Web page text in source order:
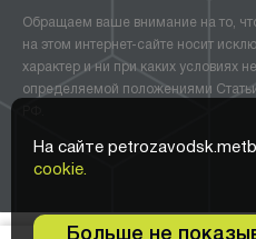
На сайте
cookie.
Больше не
Обращаем ваше внимание на то,
на этом интернет-сайте носит
характер и ни при каких условиях
определяемой положениями